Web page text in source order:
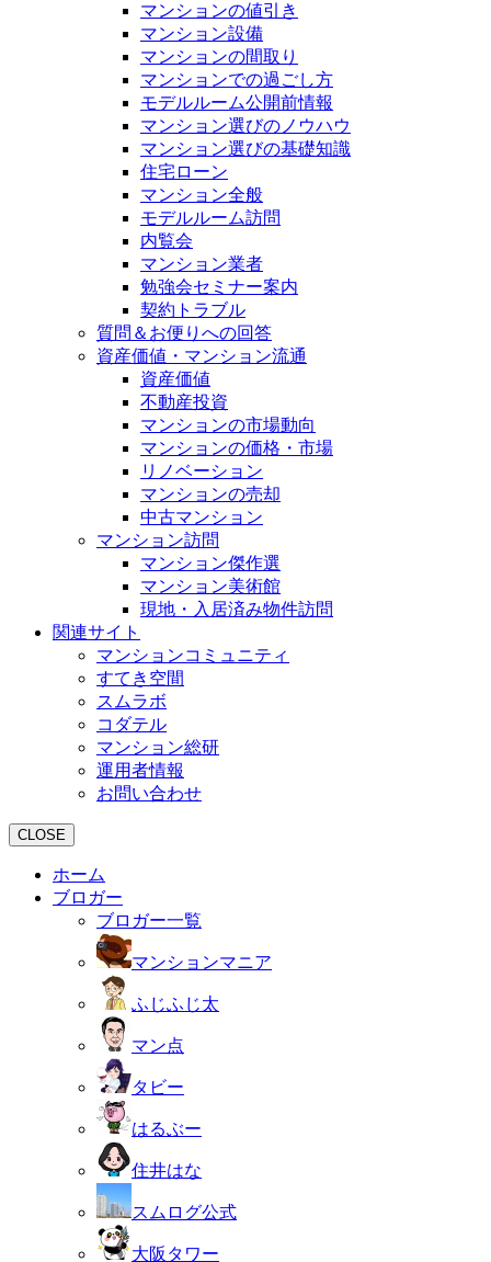
マンションの値引き
マンション設備
マンションの間取り
マンションでの過ごし方
モデルルーム公開前情報
マンション選びのノウハウ
マンション選びの基礎知識
住宅ローン
マンション全般
モデルルーム訪問
内覧会
マンション業者
勉強会セミナー案内
契約トラブル
質問＆お便りへの回答
資産価値・マンション流通
資産価値
不動産投資
マンションの市場動向
マンションの価格・市場
リノベーション
マンションの売却
中古マンション
マンション訪問
マンション傑作選
マンション美術館
現地・入居済み物件訪問
関連サイト
マンションコミュニティ
すてき空間
スムラボ
コダテル
マンション総研
運用者情報
お問い合わせ
CLOSE
ホーム
ブロガー
ブロガー一覧
マンションマニア
ふじふじ太
マン点
タビー
はるぶー
住井はな
スムログ公式
大阪タワー